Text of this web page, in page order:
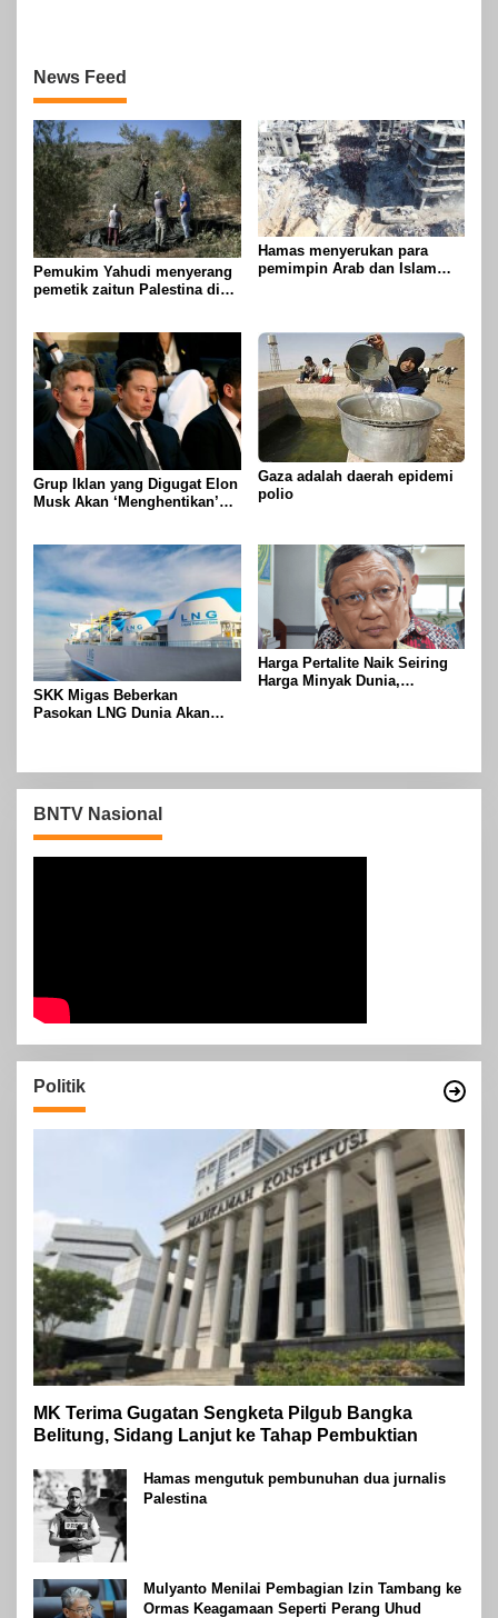
News Feed
Pemukim Yahudi menyerang
pemetik zaitun Palestina di
Hamas menyerukan para
pemimpin Arab dan Islam
Grup Iklan yang Digugat Elon
Musk Akan ‘Menghentikan’
Gaza adalah daerah epidemi
polio
SKK Migas Beberkan
Pasokan LNG Dunia Akan
Harga Pertalite Naik Seiring
Harga Minyak Dunia,
BNTV Nasional
Politik
MK Terima Gugatan Sengketa Pilgub Bangka
Belitung, Sidang Lanjut ke Tahap Pembuktian
Hamas mengutuk pembunuhan dua jurnalis
Palestina
Mulyanto Menilai Pembagian Izin Tambang ke
Ormas Keagamaan Seperti Perang Uhud